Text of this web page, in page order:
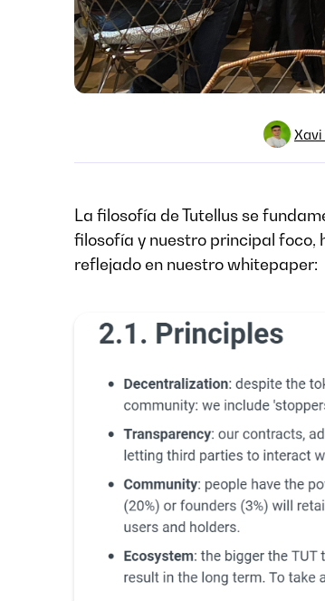
Xavi
La filosofía de Tutellus se
filosofía y nuestro principal foco,
reflejado en nuestro whitepaper: